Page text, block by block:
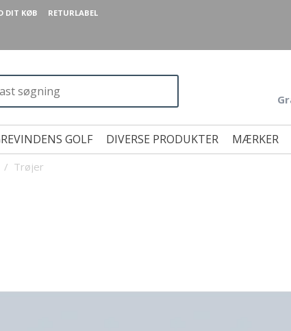
DIT KØB RETURLABEL
GOLF DIVERSE PRODUKTER MÆRKER
/ Trøjer